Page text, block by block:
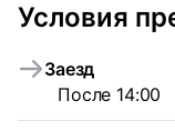
Условия
Заезд
После 14:00